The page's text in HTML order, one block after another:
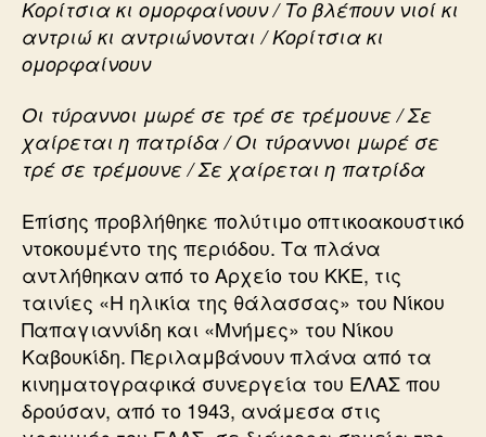
Κορίτσια κι ομορφαίνουν / Το βλέπουν νιοί κι
αντριώ κι αντριώνονται / Κορίτσια κι
ομορφαίνουν
Οι τύραννοι μωρέ σε τρέ σε τρέμουνε / Σε
χαίρεται η πατρίδα / Οι τύραννοι μωρέ σε
τρέ σε τρέμουνε / Σε χαίρεται η πατρίδα
Επίσης προβλήθηκε πολύτιμο οπτικοακουστικό
ντοκουμέντο της περιόδου. Τα πλάνα
αντλήθηκαν από το Αρχείο του ΚΚΕ, τις
ταινίες «Η ηλικία της θάλασσας» του Νίκου
Παπαγιαννίδη και «Μνήμες» του Νίκου
Καβουκίδη. Περιλαμβάνουν πλάνα από τα
κινηματογραφικά συνεργεία του ΕΛΑΣ που
δρούσαν, από το 1943, ανάμεσα στις